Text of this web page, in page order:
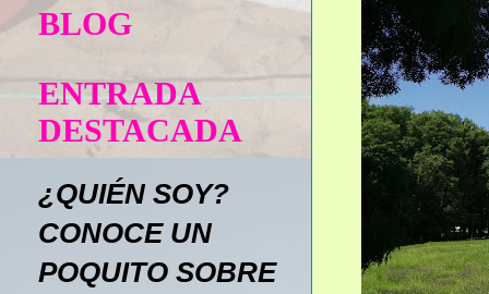
BLOG
ENTRADA
DESTACADA
¿QUIÉN SOY?
CONOCE UN
POQUITO SOBRE